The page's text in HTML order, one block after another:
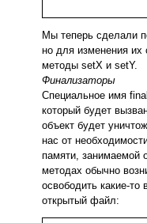
Мы теперь сделали
но для изменения их
методы setX и setY.
Финализаторы
Специальное имя
который будет
объект будет
нас от
памяти, занимаемой
методах обычно
освободить какие-
открытый файл: